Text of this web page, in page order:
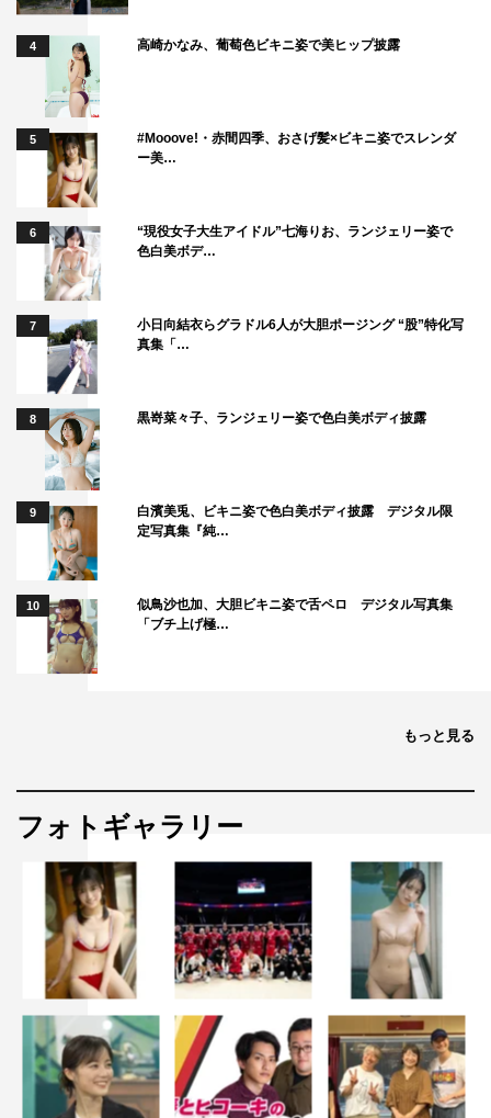
4 高崎かなみ、葡萄色ビキニ姿で美ヒップ披露
5
#Mooove!・赤間四季、おさげ髪×ビキニ姿でスレンダ
ー美…
6
“現役女子大生アイドル”七海りお、ランジェリー姿で
色白美ボデ…
7
小日向結衣らグラドル6人が大胆ポージング “股”特化写
真集「…
8 黒嵜菜々子、ランジェリー姿で色白美ボディ披露
9
白濱美兎、ビキニ姿で色白美ボディ披露 デジタル限
定写真集『純…
10
似鳥沙也加、大胆ビキニ姿で舌ペロ デジタル写真集
「ブチ上げ極…
もっと見る
フォトギャラリー